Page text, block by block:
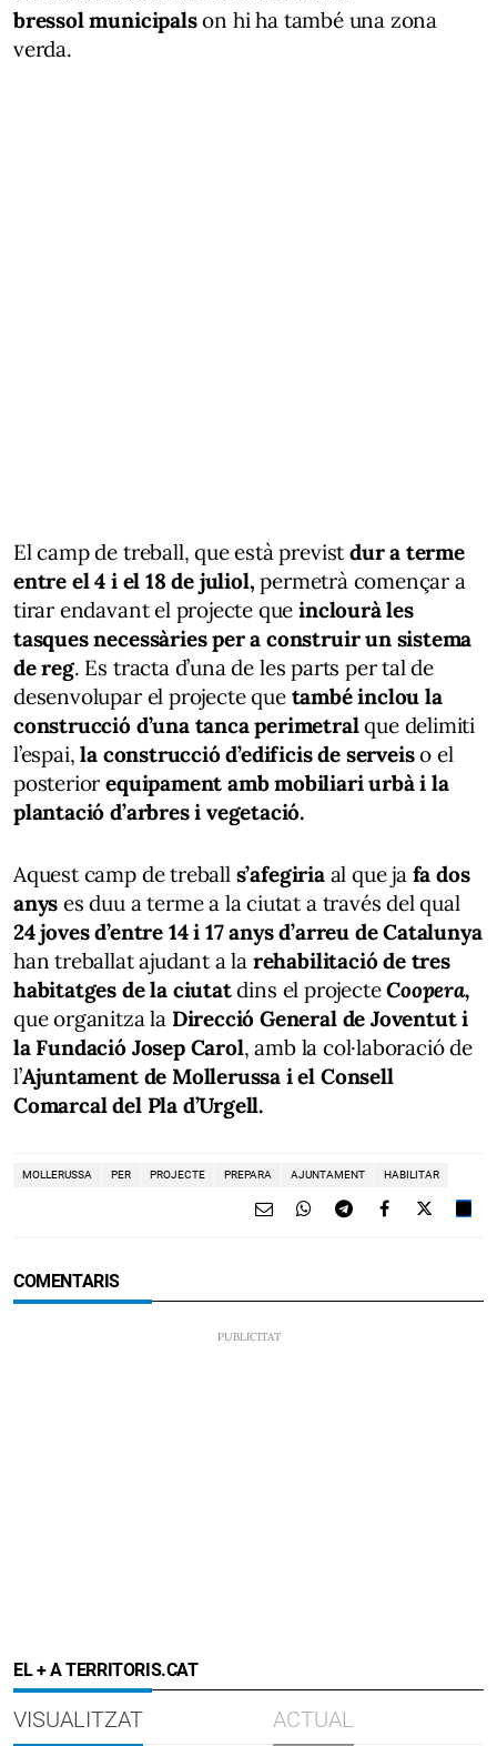
bressol municipalson hi ha també una zona
verda.
El camp de treball, que està previst dur a terme
entre el 4 i el 18 de juliol, permetrà començar a
tirar endavant el projecte que inclourà les
tasques necessàries per a construir un sistema
de reg. Es tracta d’una de les parts per tal de
desenvolupar el projecte que també inclou la
construcció d’una tanca perimetralque delimiti
l’espai,la construcció d’edificis de serveiso el
posterior equipament amb mobiliari urbà i la
plantació d’arbres i vegetació.
Aquest camp de treball s’afegiriaal que jafa dos
anys es duu a terme a la ciutat a través del qual
24 joves d’entre 14 i 17 anys d’arreu de Catalunya
han treballat ajudant a la rehabilitació de tres
habitatges de la ciutatdins el projecteCoopera,
que organitza laDirecció General de Joventut i
la Fundació Josep Carol, amb la col·laboració de
l’Ajuntament de Mollerussa i el Consell
Comarcal del Pla d’Urgell.
MOLLERUSSA PER PROJECTE PREPARA AJUNTAMENT HABILITAR
COMENTARIS
EL + A TERRITORIS.CAT
VISUALITZAT ACTUAL